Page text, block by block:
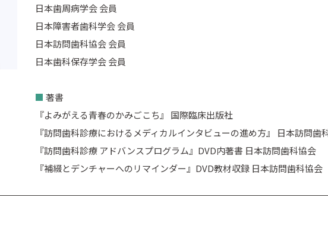
日本歯周病学会 会員
日本障害者歯科学会 会員
日本訪問歯科協会 会員
日本歯科保存学会 会員
■ 著書
『よみがえる青春のかみごこち』 国際臨床出版社
『訪問歯科診療におけるメディカルインタビューの進め方』 日本訪問歯
『訪問歯科診療 アドバンスプログラム』DVD内著書 日本訪問歯科協会
『補綴とデンチャーへのリマインダー』DVD教材収録 日本訪問歯科協会